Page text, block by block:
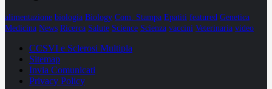
alimentazione biologia Biology Com. Stampa Epatiti featured Genetica
Medicina News Ricerca Salute Science Scienza vaccini Veterinaria video
CCSVI e Sclerosi Multipla
Sitemap
Invia Comunicati
Privacy Policy